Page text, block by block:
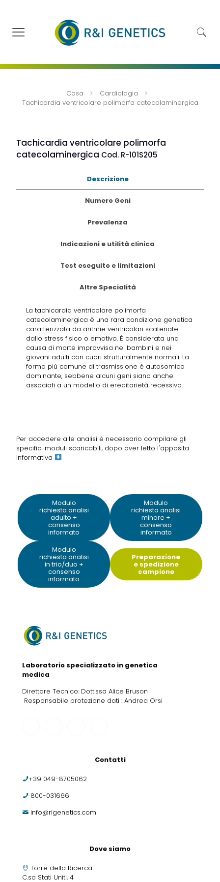
Casa
Cardiologia
Tachicardia ventricolare polimorfa catecolaminergica
Tachicardia ventricolare polimorfa
catecolaminergica Cod. R-101S205
Descrizione
Numero Geni
Prevalenza
Indicazioni e utilità clinica
Test eseguito e limitazioni
Altre Specialità
La tachicardia ventricolare polimorfa
catecolaminergica è una rara condizione genetica
caratterizzata da aritmie ventricolari scatenate
dallo stress fisico o emotivo. È considerata una
causa di morte improvvisa nei bambini e nei
giovani adulti con cuori strutturalmente normali. La
forma più comune di trasmissione è autosomica
dominante, sebbene alcuni geni siano anche
associati a un modello di ereditarietà recessivo.
Per accedere alle analisi è necessario compilare gli
specifici moduli scaricabili, dopo aver letto l'apposita
informativa
Modulo
richiesta analisi
adulto +
consenso
informato
Modulo
richiesta analisi
minore +
consenso
informato
Modulo
richiesta analisi
in trio/duo +
consenso
informato
Preparazione
e spedizione
campione
Laboratorio specializzato in genetica
medica
Direttore Tecnico: Dott.ssa Alice Bruson
Responsabile protezione dati : Andrea Orsi
Contatti
+39 049-8705062
800-031666
info@rigenetics.com
Dove siamo
Torre della Ricerca
C.so Stati Uniti, 4